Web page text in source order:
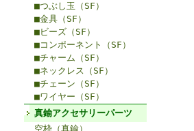
■つぶし玉（SF）
■金具（SF）
■ビーズ（SF）
■コンポーネント（SF）
■チャーム（SF）
■ネックレス（SF）
■チェーン（SF）
■ワイヤー（SF）
真鍮アクセサリーパーツ
空枠（真鍮）